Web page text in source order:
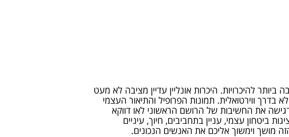
להיכרויות. היכרות אונליין עדיין מציבה לא מעט
ווירטואלית. תמונות הפרופיל והתיאור העצמי
את החשיבות של הרושם הראשוני לאו דווקא
ביטחון עצמי, עניין בתחביבים, חיוך, עיניים
מושך וימשוך אליכם את האנשים הנכונים.